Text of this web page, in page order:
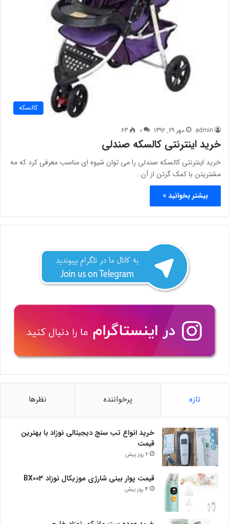
کالسکه
admin مهر 29, 1396 0
63
خرید اینترنتی کالسکه صندلی
خرید اینترنتی کالسکه صندلی را می توان شیوه ای مناسب معرفی کرد که مه
مشتریتن با کمک گرتن از آن…
بیشتر بخوانید »
تازه پرخواننده نظرها
خرید انواع تب سنج دیجیتالی نوزاد با بهترین
قیمت
2 روز پیش
قیمت پوار بینی شارژی موزیکال نوزاد BX003
4 روز پیش